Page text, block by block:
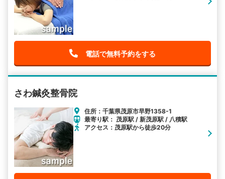
電話で無料予約をする
さわ鍼灸整骨院
住所：千葉県茂原市早野1358-1
最寄り駅： 茂原駅 / 新茂原駅 / 八積駅
アクセス：茂原駅から徒歩20分